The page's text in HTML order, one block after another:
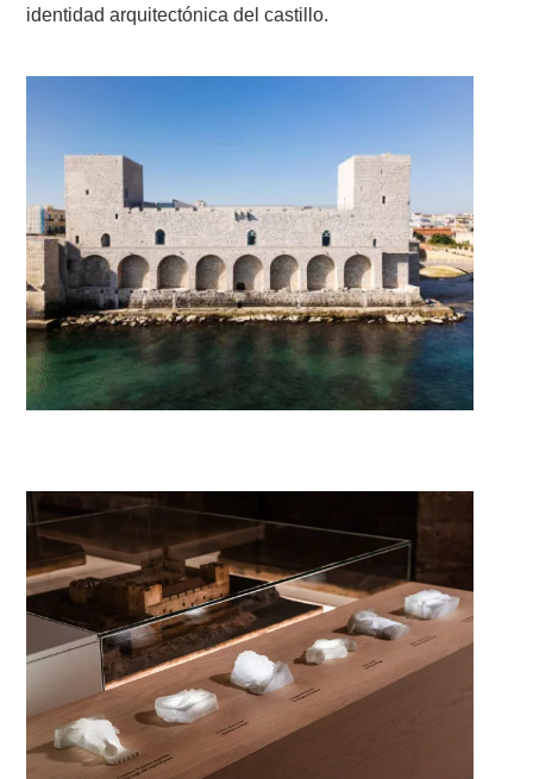
identidad arquitectónica del castillo.